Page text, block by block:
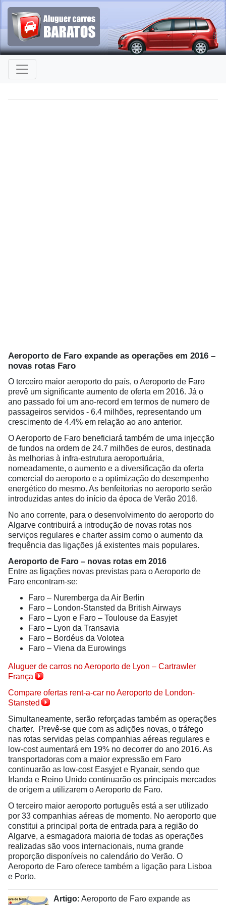
Aeroporto de Faro expande as operações em 2016 –
novas rotas Faro
O terceiro maior aeroporto do país, o Aeroporto de Faro
prevê um significante aumento de oferta em 2016. Já o
ano passado foi um ano-record em termos de numero de
passageiros servidos - 6.4 milhões, representando um
crescimento de 4.4% em relação ao ano anterior.
O Aeroporto de Faro beneficiará também de uma injecção
de fundos na ordem de 24.7 milhões de euros, destinada
às melhorias à infra-estrutura aeroportuária,
nomeadamente, o aumento e a diversificação da oferta
comercial do aeroporto e a optimização do desempenho
energético do mesmo. As benfeitorias no aeroporto serão
introduzidas antes do início da época de Verão 2016.
No ano corrente, para o desenvolvimento do aeroporto do
Algarve contribuirá a introdução de novas rotas nos
serviços regulares e charter assim como o aumento da
frequência das ligações já existentes mais populares.
Aeroporto de Faro – novas rotas em 2016
Entre as ligações novas previstas para o Aeroporto de
Faro encontram-se:
Faro – Nuremberga da Air Berlin
Faro – London-Stansted da British Airways
Faro – Lyon e Faro – Toulouse da Easyjet
Faro – Lyon da Transavia
Faro – Bordéus da Volotea
Faro – Viena da Eurowings
Aluguer de carros no Aeroporto de Lyon – Cartrawler
França
Compare ofertas rent-a-car no Aeroporto de London-
Stansted
Simultaneamente, serão reforçadas também as operações
charter. Prevê-se que com as adições novas, o tráfego
nas rotas servidas pelas companhias aéreas regulares e
low-cost aumentará em 19% no decorrer do ano 2016. As
transportadoras com a maior expressão em Faro
continuarão as low-cost Easyjet e Ryanair, sendo que
Irlanda e Reino Unido continuarão os principais mercados
de origem a utilizarem o Aeroporto de Faro.
O terceiro maior aeroporto português está a ser utilizado
por 33 companhias aéreas de momento. No aeroporto que
constitui a principal porta de entrada para a região do
Algarve, a esmagadora maioria de todas as operações
realizadas são voos internacionais, numa grande
proporção disponíveis no calendário do Verão. O
Aeroporto de Faro oferece também a ligação para Lisboa
e Porto.
Artigo: Aeroporto de Faro expande as